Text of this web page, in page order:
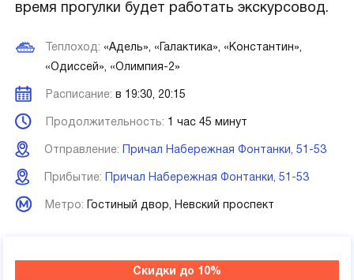
время прогулки будет работать экскурсовод.
Теплоход: «Адель», «Галактика», «Константин»,
«Одиссей», «Олимпия-2»
Расписание: в 19:30, 20:15
Продолжительность: 1 час 45 минут
Отправление: Причал Набережная Фонтанки, 51-53
Прибытие: Причал Набережная Фонтанки, 51-53
Метро: Гостиный двор, Невский проспект
Скидки до 10%